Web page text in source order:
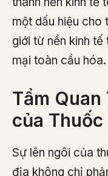
một dấu hiệu cho
giới từ nền kinh
mại toàn cầu hóa.
Tầm
của Thuốc
Sự lên ngôi của
địa không chỉ